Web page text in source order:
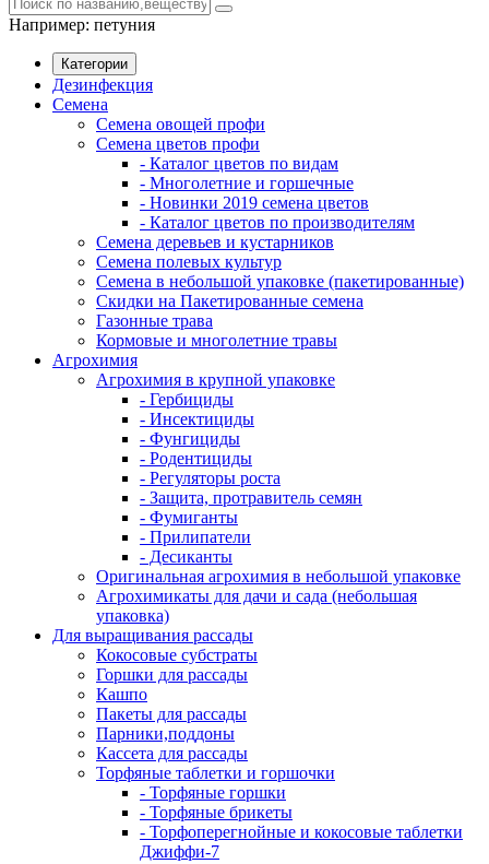
Например: петуния
Категории
Дезинфекция
Семена
Семена овощей профи
Семена цветов профи
- Каталог цветов по видам
- Многолетние и горшечные
- Новинки 2019 семена цветов
- Каталог цветов по производителям
Семена деревьев и кустарников
Семена полевых культур
Семена в небольшой упаковке (пакетированные)
Скидки на Пакетированные семена
Газонные трава
Кормовые и многолетние травы
Агрохимия
Агрохимия в крупной упаковке
- Гербициды
- Инсектициды
- Фунгициды
- Родентициды
- Регуляторы роста
- Защита, протравитель семян
- Фумиганты
- Прилипатели
- Десиканты
Оригинальная агрохимия в небольшой упаковке
Агрохимикаты для дачи и сада (небольшая
упаковка)
Для выращивания рассады
Кокосовые субстраты
Горшки для рассады
Кашпо
Пакеты для рассады
Парники,поддоны
Кассета для рассады
Торфяные таблетки и горшочки
- Торфяные горшки
- Торфяные брикеты
- Торфоперегнойные и кокосовые таблетки
Джиффи-7